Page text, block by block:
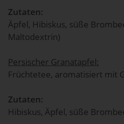
Zutaten:
Äpfel, Hibiskus, süße
Maltodextrin)
Persischer Granatapfel:
Früchtetee, aromatisiert mit
Zutaten:
Hibiskus, Äpfel, süße